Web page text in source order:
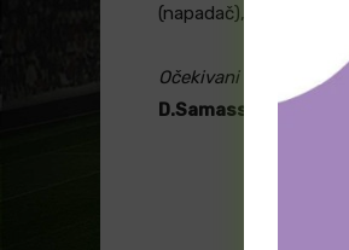
(napadač), dok je
Očekivani sastav
D.Samassekou,